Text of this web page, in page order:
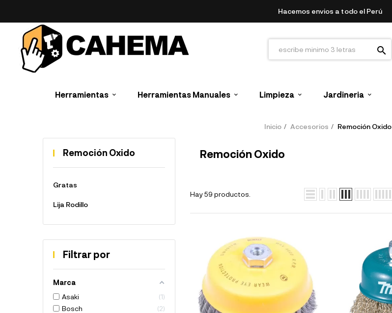
Hacemos envios a todo el Perú
search
Herramientas Herramientas Manuales Limpieza Jardineria
Inicio Accesorios Remoción Oxido
Remoción Oxido
Gratas
Lija Rodillo
Filtrar por
Marca
Asaki
1
Bosch
2
Remoción Oxido
Hay 59 productos.